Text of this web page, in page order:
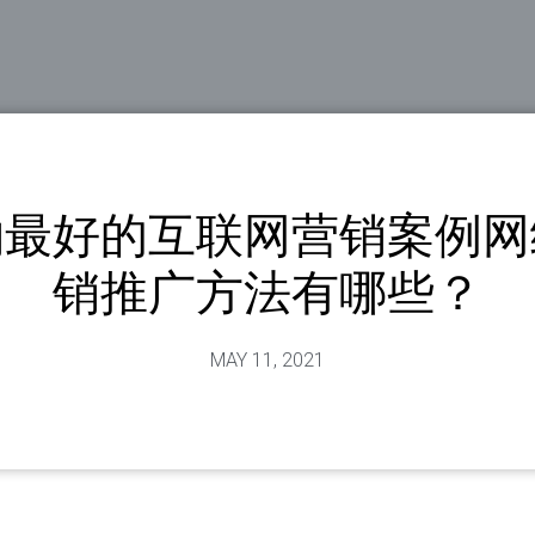
好的互联网营销案例
销推广方法有哪些？
MAY 11, 2021